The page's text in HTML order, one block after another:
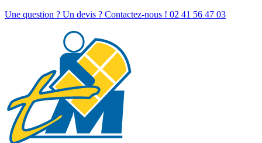
Une question ? Un devis ? Contactez-nous ! 02 41 56 47 03